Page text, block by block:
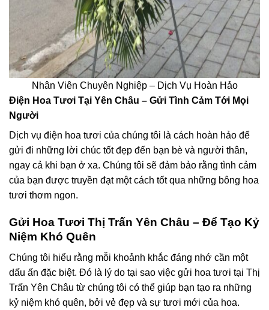
Nhân Viên Chuyên Nghiệp – Dịch Vụ Hoàn Hảo
Điện Hoa Tươi Tại Yên Châu – Gửi Tình Cảm Tới Mọi
Người
Dịch vụ điện hoa tươi của chúng tôi là cách hoàn hảo để
gửi đi những lời chúc tốt đẹp đến bạn bè và người thân,
ngay cả khi bạn ở xa. Chúng tôi sẽ đảm bảo rằng tình cảm
của bạn được truyền đạt một cách tốt qua những bông hoa
tươi thơm ngon.
Gửi Hoa Tươi Thị Trấn Yên Châu – Để Tạo Kỷ
Niệm Khó Quên
Chúng tôi hiểu rằng mỗi khoảnh khắc đáng nhớ cần một
dấu ấn đặc biệt. Đó là lý do tại sao việc gửi hoa tươi tại Thị
Trấn Yên Châu từ chúng tôi có thể giúp bạn tạo ra những
kỷ niệm khó quên, bởi vẻ đẹp và sự tươi mới của hoa.